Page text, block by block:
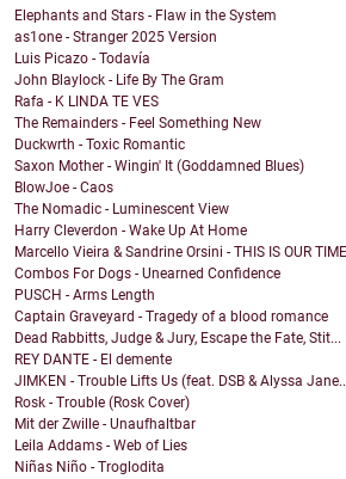
Elephants and Stars - Flaw in the System
as1one - Stranger 2025 Version
Luis Picazo - Todavía
John Blaylock - Life By The Gram
Rafa - K LINDA TE VES
The Remainders - Feel Something New
Duckwrth - Toxic Romantic
Saxon Mother - Wingin' It (Goddamned Blues)
BlowJoe - Caos
The Nomadic - Luminescent View
Harry Cleverdon - Wake Up At Home
Marcello Vieira & Sandrine Orsini - THIS IS OUR TIME
Combos For Dogs - Unearned Confidence
PUSCH - Arms Length
Captain Graveyard - Tragedy of a blood romance
Dead Rabbitts, Judge & Jury, Escape the Fate, Stit...
REY DANTE - El demente
JIMKEN - Trouble Lifts Us (feat. DSB & Alyssa
Rosk - Trouble (Rosk Cover)
Mit der Zwille - Unaufhaltbar
Leila Addams - Web of Lies
Niñas Niño - Troglodita